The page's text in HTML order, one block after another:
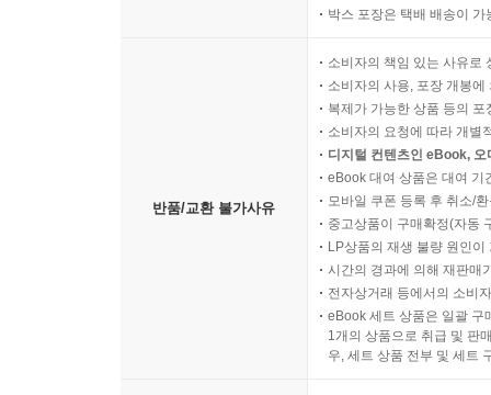
박스 포장은 택배 배송이
반품/교환 불가사유
소비자의 책임 있는 사유로
소비자의 사용, 포장 개봉
복제가 가능한 상품 등의
소비자의 요청에 따라 개별
디지털 컨텐츠인 eBook,
eBook 대여 상품은 대여 기
모바일 쿠폰 등록 후 취소/
중고상품이 구매확정(자동
LP상품의 재생 불량 원인
시간의 경과에 의해 재판매
전자상거래 등에서의 소비
eBook 세트 상품은 일괄 구
1개의 상품으로 취급 및 판
우, 세트 상품 전부 및 세트